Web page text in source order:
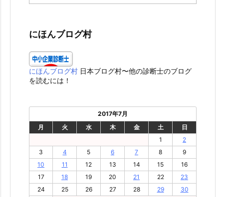
テ
ー
にほんブログ村
にほんブログ村 日本ブログ村〜他の診断士のブログ
を読むには！
2017年7月
月
火 水 木 金 土
日
1
2
3
4 5 6 7 8
9
10
11 12 13 14 15
16
17
18 19 20 21 22
23
24
25 26 27 28 29
30